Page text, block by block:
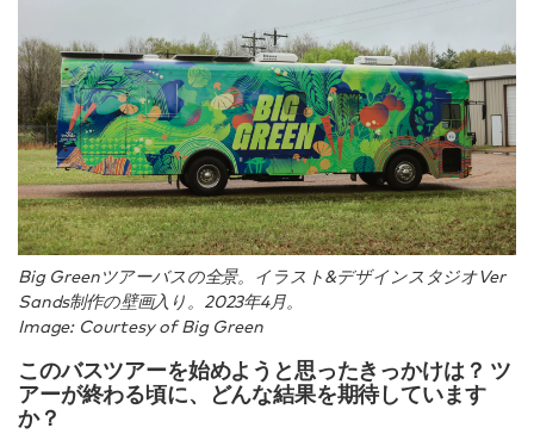
Big Greenツアーバスの全景。イラスト&デザインスタジオVer
Sands制作の壁画入り。2023年4月。
Image: Courtesy of Big Green
このバスツアーを始めようと思ったきっかけは？ ツ
アーが終わる頃に、どんな結果を期待しています
か？